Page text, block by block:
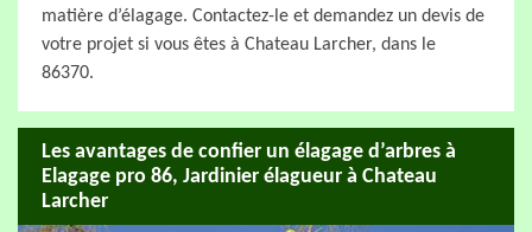
matière d’élagage. Contactez-le et demandez un devis de
votre projet si vous êtes à Chateau Larcher, dans le
86370.
Les avantages de confier un élagage d’arbres à
Elagage pro 86, Jardinier élagueur à Chateau
Larcher